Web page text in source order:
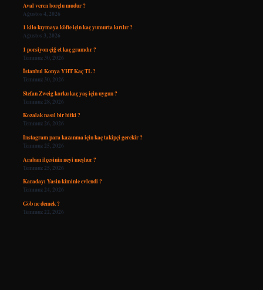
Aval veren borçlu mudur ?
Ağustos 4, 2026
1 kilo kıymaya köfte için kaç yumurta kırılır ?
Ağustos 3, 2026
1 porsiyon çiğ et kaç gramdır ?
Temmuz 30, 2026
İstanbul Konya YHT Kaç TL ?
Temmuz 30, 2026
Stefan Zweig korku kaç yaş için uygun ?
Temmuz 28, 2026
Kozalak nasıl bir bitki ?
Temmuz 26, 2026
Instagram para kazanma için kaç takipçi gerekir ?
Temmuz 25, 2026
Araban ilçesinin neyi meşhur ?
Temmuz 25, 2026
Karadayı Yasin kiminle evlendi ?
Temmuz 24, 2026
Göb ne demek ?
Temmuz 22, 2026